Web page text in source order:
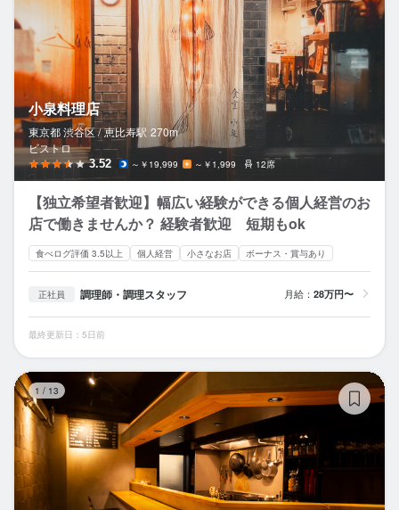
小泉料理店
東京都 渋谷区 / 恵比寿駅 270m
ビストロ
3.52 ～￥19,999 ～￥1,999 12席
【独立希望者歓迎】幅広い経験ができる個人経営のお
店で働きませんか？ 経験者歓迎 短期もok
食べログ評価 3.5以上 個人経営 小さなお店 ボーナス・賞与あり
正社員 調理師・調理スタッフ 月給： 28万円〜
最終更新日：5日前
1 / 13